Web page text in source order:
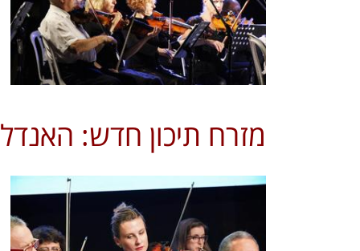
מזרח תיכון חדש: